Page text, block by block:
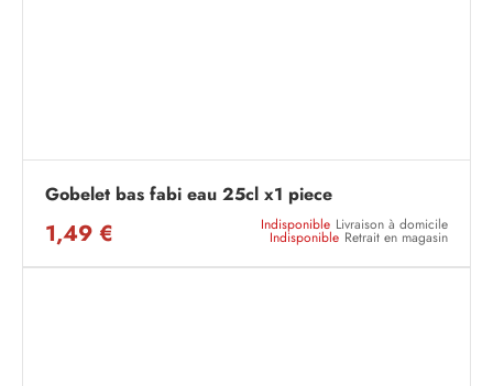
Gobelet bas fabi eau 25cl x1 piece
1,49 € Indisponible Livraison à domicile
Indisponible Retrait en magasin